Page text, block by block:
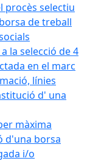
procès selectiu
de treball
la selecció de 4
en el marc
línies
d' una
màxima
d'una borsa
i/o